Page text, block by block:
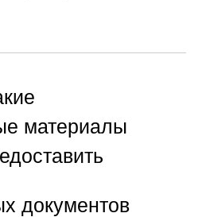
материалы
документов